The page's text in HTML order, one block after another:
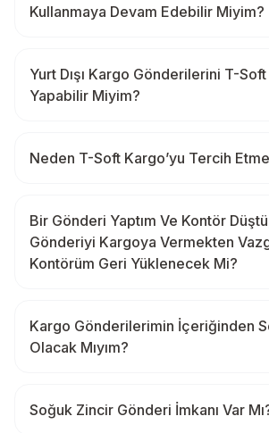
Kullanmaya Devam Edebilir Miyim?
Yurt Dışı Kargo Gönderilerini T-
Yapabilir Miyim?
Neden T-Soft Kargo’yu Tercih
Bir Gönderi Yaptım Ve Kontör
Gönderiyi Kargoya Vermekten
Kontörüm Geri Yüklenecek Mi?
Kargo Gönderilerimin İçeriğinden
Olacak Mıyım?
Soğuk Zincir Gönderi İmkanı Var